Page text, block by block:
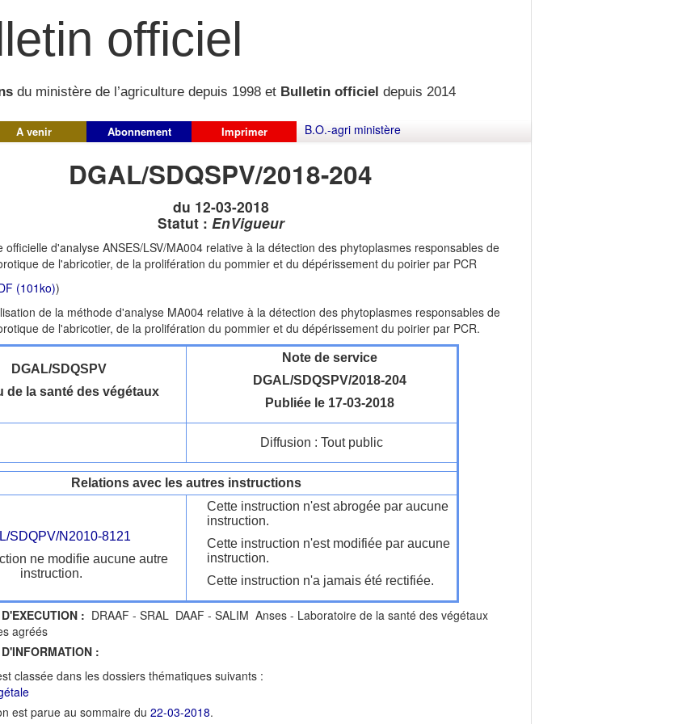
officiel
du ministère de l’agriculture depuis 1998 et Bulletin officiel depuis 2014
A venir Abonnement Imprimer B.O.-agri ministère
DGAL/SDQSPV/2018-204
du 12-03-2018
Statut : EnVigueur
officielle d'analyse ANSES/LSV/MA004 relative à la détection des phytoplasmes responsables de
de l'abricotier, de la prolifération du pommier et du dépérissement du poirier par PCR
(101ko))
de la méthode d'analyse MA004 relative à la détection des phytoplasmes responsables de
de l'abricotier, de la prolifération du pommier et du dépérissement du poirier par PCR.
DGAL/SDQSPV
de la santé des végétaux
Note de service
DGAL/SDQSPV/2018-204
Publiée le 17-03-2018
Diffusion : Tout public
Relations avec les autres instructions
SDQPV/N2010-8121
ne modifie aucune autre
instruction.
Cette instruction n'est abrogée par aucune
instruction.
Cette instruction n'est modifiée par aucune
instruction.
Cette instruction n'a jamais été rectifiée.
: DRAAF - SRAL DAAF - SALIM Anses - Laboratoire de la santé des végétaux
agréés
:
classée dans les dossiers thématiques suivants :
est parue au sommaire du 22-03-2018.